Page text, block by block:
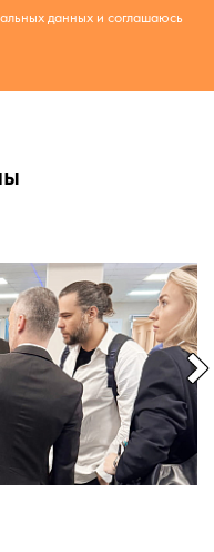
данных и соглашаюсь